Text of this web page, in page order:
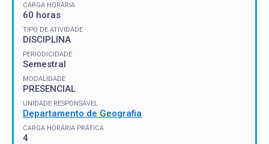
CARGA HORÁRIA
60 horas
TIPO DE ATIVIDADE
DISCIPLINA
PERIODICIDADE
Semestral
MODALIDADE
PRESENCIAL
UNIDADE RESPONSÁVEL
Departamento de Geografia
CARGA HORÁRIA PRÁTICA
4